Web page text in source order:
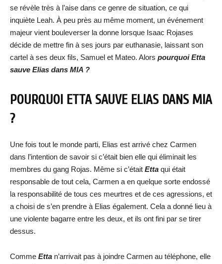
se révèle très à l’aise dans ce genre de situation, ce qui
inquiète Leah. À peu près au même moment, un événement
majeur vient bouleverser la donne lorsque Isaac Rojases
décide de mettre fin à ses jours par euthanasie, laissant son
cartel à ses deux fils, Samuel et Mateo. Alors pourquoi Etta
sauve Elias dans MIA ?
POURQUOI ETTA SAUVE ELIAS DANS MIA
?
Une fois tout le monde parti, Elias est arrivé chez Carmen
dans l’intention de savoir si c’était bien elle qui éliminait les
membres du gang Rojas. Même si c’était Etta qui était
responsable de tout cela, Carmen a en quelque sorte endossé
la responsabilité de tous ces meurtres et de ces agressions, et
a choisi de s’en prendre à Elias également. Cela a donné lieu à
une violente bagarre entre les deux, et ils ont fini par se tirer
dessus.
Comme Etta n’arrivait pas à joindre Carmen au téléphone, elle